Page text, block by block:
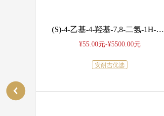
(S)-4-乙基-4-羟基-7,8-二氢-1H-吡喃并[3,4-f]吲哚嗪-3,6,10(4H)-三酮
¥55.00元-¥5500.00元
安耐吉优选